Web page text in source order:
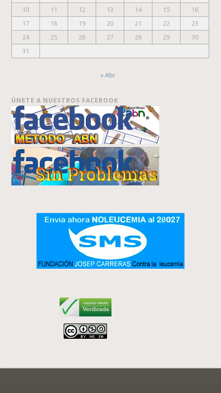
10
11 12 13 14 15
16
17
18 19 20 21 22
23
24
25 26 27 28 29
30
31
« Abr
ÚNETE A NUESTROS FACEBOOK